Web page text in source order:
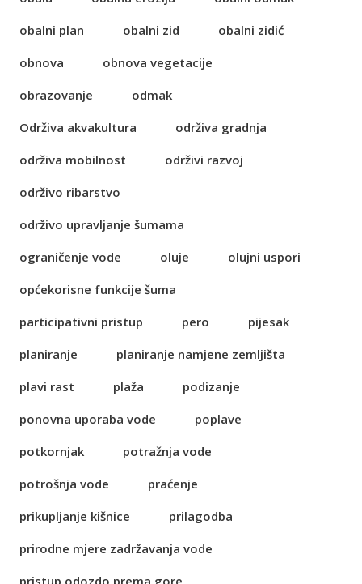
obalni plan
obalni zid
obalni zidić
obnova
obnova vegetacije
obrazovanje
odmak
Održiva akvakultura
održiva gradnja
održiva mobilnost
održivi razvoj
održivo ribarstvo
održivo upravljanje šumama
ograničenje vode
oluje
olujni uspori
općekorisne funkcije šuma
participativni pristup
pero
pijesak
planiranje
planiranje namjene zemljišta
plavi rast
plaža
podizanje
ponovna uporaba vode
poplave
potkornjak
potražnja vode
potrošnja vode
praćenje
prikupljanje kišnice
prilagodba
prirodne mjere zadržavanja vode
pristup odozdo prema gore